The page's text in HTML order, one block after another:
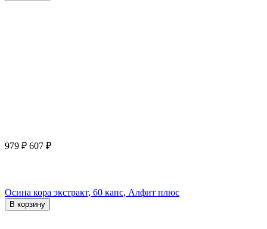
979 ₽ 607 ₽
Осина кора экстракт, 60 капс, Алфит плюс
В корзину